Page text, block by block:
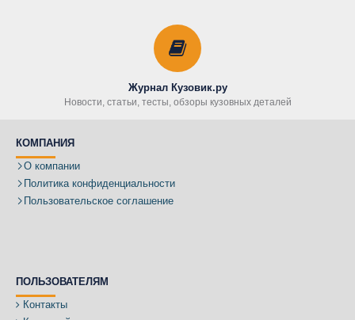
Журнал Кузовик.ру
Новости, статьи, тесты, обзоры кузовных деталей
КОМПАНИЯ
О компании
Политика конфиденциальности
Пользовательское соглашение
ПОЛЬЗОВАТЕЛЯМ
Контакты